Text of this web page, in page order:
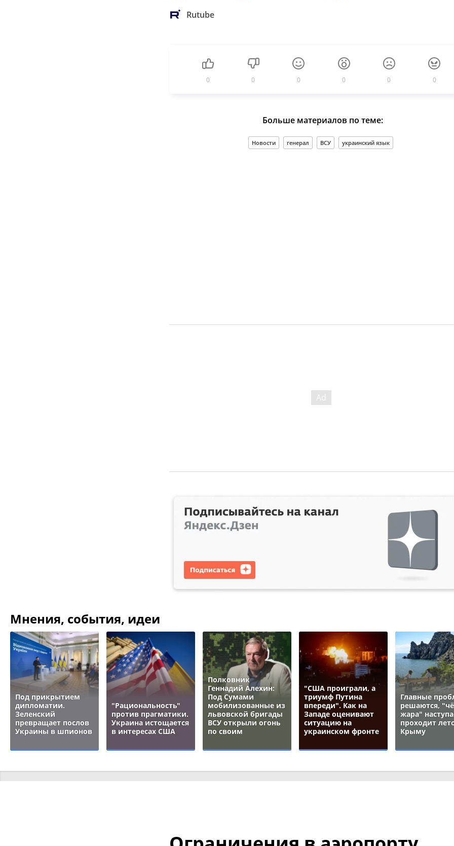
Rutube
0 0 0 0 0 0
Больше материалов по теме:
Новости генерал ВСУ украинский язык
Мнения, события, идеи
Под прикрытием
дипломатии.
Зеленский
превращает послов
Украины в шпионов
"Рациональность"
против прагматики.
Украина истощается
в интересах США
Полковник
Геннадий Алехин:
Под Сумами
мобилизованные из
львовской бригады
ВСУ открыли огонь
по своим
"США проиграли, а
триумф Путина
впереди". Как на
Западе оценивают
ситуацию на
украинском фронте
Главные
решаются,
жара"
проходит
Крыму